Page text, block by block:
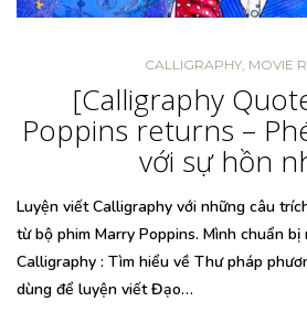
CALLIGRAPHY, MOVIE
[Calligraphy
Poppins returns –
với sự hồn
Luyện viết Calligraphy với những câu
từ bộ phim Marry Poppins. Mình chuẩn
Calligraphy : Tìm hiểu về Thư pháp
dùng để luyện viết Đạo…